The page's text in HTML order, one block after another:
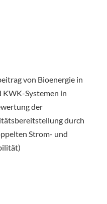
von Bioenergie in
Systemen in
der
durch
Strom- und